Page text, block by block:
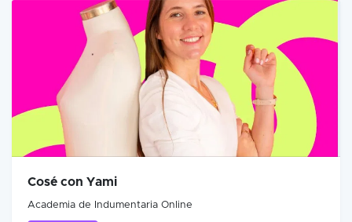
Cosé con Yami
Academia de Indumentaria Online